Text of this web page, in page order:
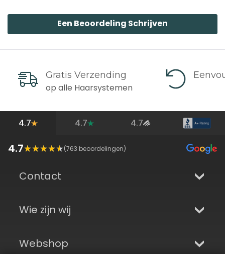
Een Beoordeling Schrijven
Gratis Verzending
op alle Haarsystemen
4.7 4.7 4.7
4.7 (763 beoordelingen)
Contact
Wie zijn wij
Webshop